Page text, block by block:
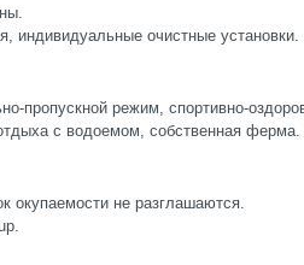
индивидуальные очистные установки.
пропускной режим, спортивно-
с водоемом, собственная ферма.
окупаемости не разглашаются.